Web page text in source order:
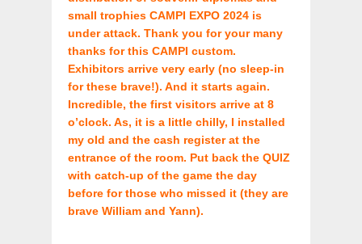
small trophies CAMPI EXPO 2024 is
under attack. Thank you for your many
thanks for this CAMPI custom.
Exhibitors arrive very early (no sleep-in
for these brave!). And it starts again.
Incredible, the first visitors arrive at 8
o’clock. As, it is a little chilly, I installed
my old and the cash register at the
entrance of the room. Put back the QUIZ
with catch-up of the game the day
before for those who missed it (they are
brave William and Yann).